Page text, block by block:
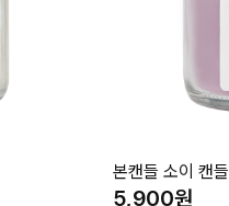
본캔들 소이 캔
5,900